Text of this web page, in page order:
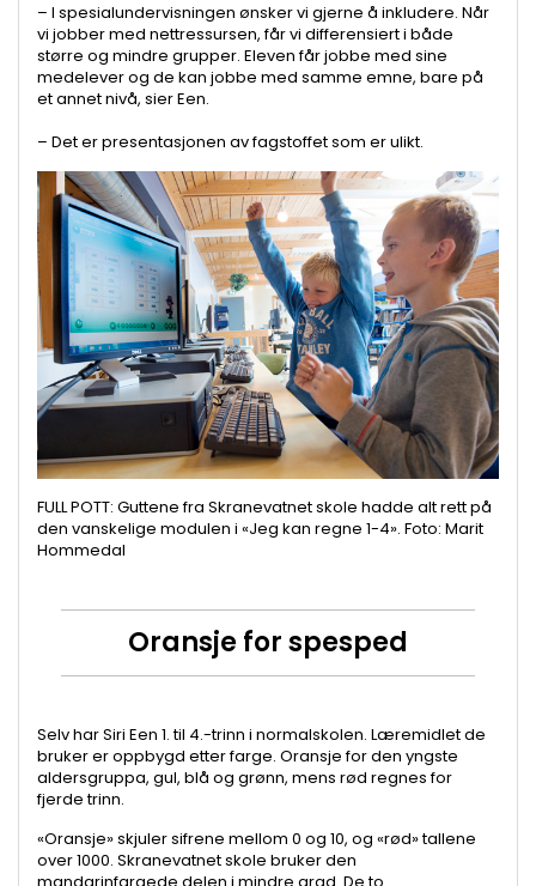
– I spesialundervisningen ønsker vi gjerne å inkludere. Når
vi jobber med nettressursen, får vi differensiert i både
større og mindre grupper. Eleven får jobbe med sine
medelever og de kan jobbe med samme emne, bare på
et annet nivå, sier Een.
– Det er presentasjonen av fagstoffet som er ulikt.
FULL POTT: Guttene fra Skranevatnet skole hadde alt rett på
den vanskelige modulen i «Jeg kan regne 1-4». Foto: Marit
Hommedal
Oransje for spesped
Selv har Siri Een 1. til 4.-trinn i normalskolen. Læremidlet de
bruker er oppbygd etter farge. Oransje for den yngste
aldersgruppa, gul, blå og grønn, mens rød regnes for
fjerde trinn.
«Oransje» skjuler sifrene mellom 0 og 10, og «rød» tallene
over 1000. Skranevatnet skole bruker den